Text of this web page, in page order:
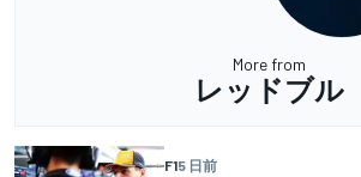
More from
レッドブル
F15 日前